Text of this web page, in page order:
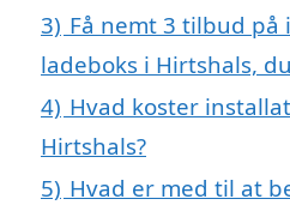
3) Få nemt 3 tilbud på
ladeboks i Hirtshals,
4) Hvad koster
Hirtshals?
5) Hvad er med til at